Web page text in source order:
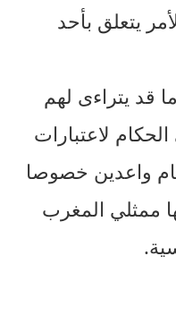
يتعلق بأحد
قد يتراءى لهم
لاعتبارات
واعدين خصوصا
ممثلي المغرب